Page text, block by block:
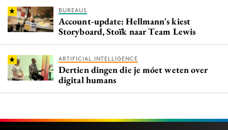
BUREAUS
Account-update: Hellmann's kiest
Storyboard, Stoïk naar Team Lewis
ARTIFICIAL INTELLIGENCE
Dertien dingen die je móet weten over
digital humans